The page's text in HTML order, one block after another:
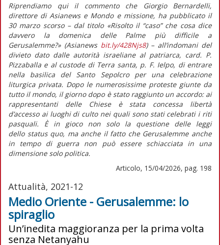
Riprendiamo qui il commento che Giorgio Bernardelli,
direttore diAsianews eMondo e missione, ha pubblicato il
30 marzo scorso – dal titolo «Risolto il “caso” che cosa dice
davvero la domenica delle Palme più difficile a
Gerusalemme?» (Asianews bit.ly/428Njs8) – all’indomani del
divieto dato dalle autorità israeliane al patriarca, card. P.
Pizzaballa e al custode di Terra santa, p. F. Ielpo, di entrare
nella basilica del Santo Sepolcro per una celebrazione
liturgica privata. Dopo le numerosissime proteste giunte da
tutto il mondo, il giorno dopo è stato raggiunto un accordo: ai
rappresentanti delle Chiese è stata concessa libertà
d’accesso ai luoghi di culto nei quali sono stati celebrati i riti
pasquali. È in gioco non solo la questione delle leggi
dellostatus quo, ma anche il fatto che Gerusalemme anche
in tempo di guerra non può essere schiacciata in una
dimensione solo politica.
Articolo, 15/04/2026, pag. 198
Attualità, 2021-12
Medio Oriente - Gerusalemme: lo
spiraglio
Un’inedita maggioranza per la prima volta
senza Netanyahu